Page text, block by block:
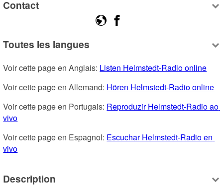
Contact
Toutes les langues
Voir cette page en Anglais: Listen Helmstedt-Radio online
Voir cette page en Allemand: Hören Helmstedt-Radio online
Voir cette page en Portugais: Reproduzir Helmstedt-Radio ao
vivo
Voir cette page en Espagnol: Escuchar Helmstedt-Radio en
vivo
Description